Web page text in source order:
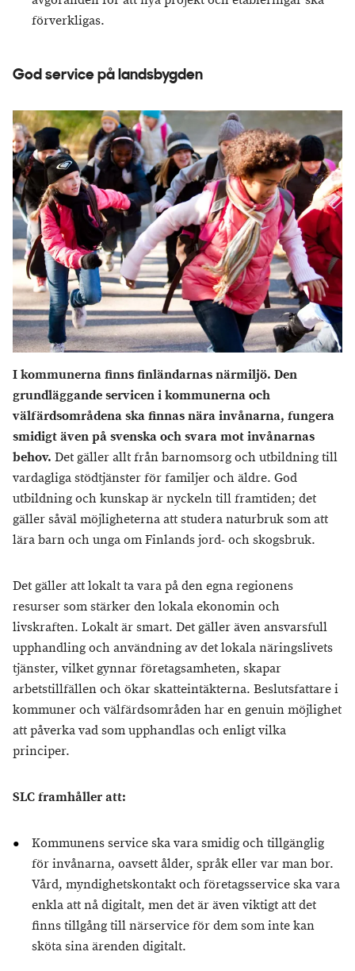
förverkligas.
God service på landsbygden
I kommunerna finns finländarnas närmiljö. Den
grundläggande servicen i kommunerna och
välfärdsområdena ska finnas nära invånarna, fungera
smidigt även på svenska och svara mot invånarnas
behov. Det gäller allt från barnomsorg och utbildning till
vardagliga stödtjänster för familjer och äldre. God
utbildning och kunskap är nyckeln till framtiden; det
gäller såväl möjligheterna att studera naturbruk som att
lära barn och unga om Finlands jord- och skogsbruk.
Det gäller att lokalt ta vara på den egna regionens
resurser som stärker den lokala ekonomin och
livskraften. Lokalt är smart. Det gäller även ansvarsfull
upphandling och användning av det lokala näringslivets
tjänster, vilket gynnar företagsamheten, skapar
arbetstillfällen och ökar skatteintäkterna. Beslutsfattare i
kommuner och välfärdsområden har en genuin möjlighet
att påverka vad som upphandlas och enligt vilka
principer.
SLC framhåller att:
Kommunens service ska vara smidig och tillgänglig
för invånarna, oavsett ålder, språk eller var man bor.
Vård, myndighetskontakt och företagsservice ska vara
enkla att nå digitalt, men det är även viktigt att det
finns tillgång till närservice för dem som inte kan
sköta sina ärenden digitalt.